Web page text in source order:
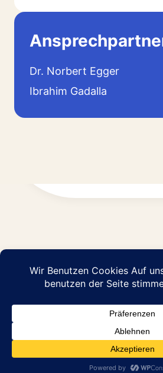
Dr. Norbert Egger
Ibrahim Gadalla
© 2026 Abraham